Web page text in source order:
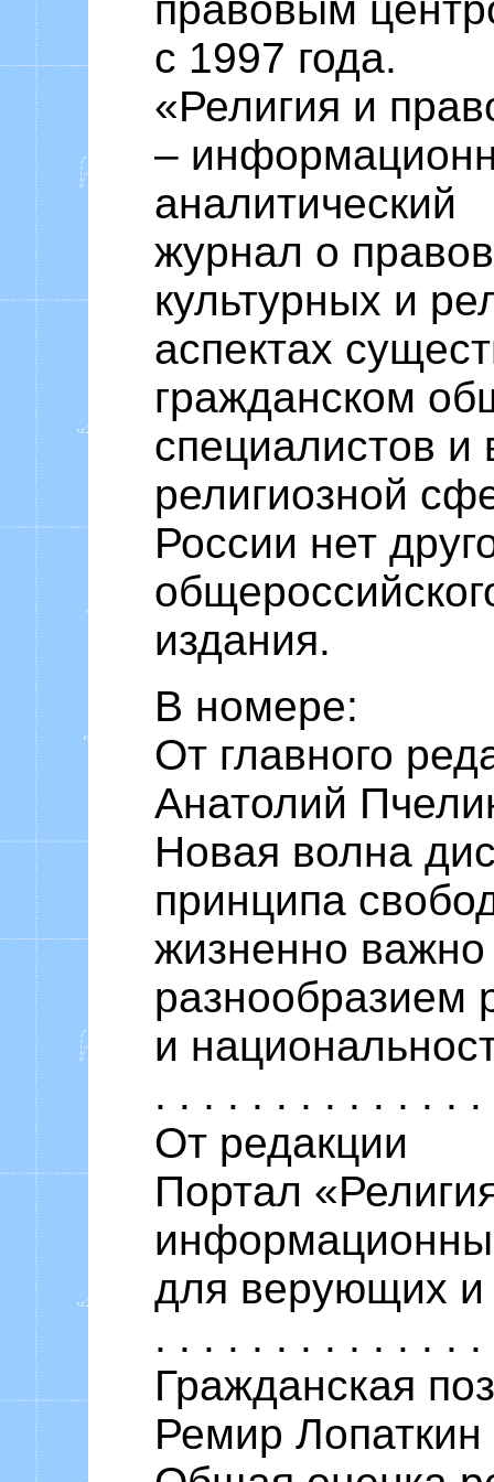
правовым
с 1997 года.
«Религия и
–
аналитический
журнал о
культурных и
аспектах
гражданском
специалистов и
религиозной
России нет
издания.
В номере:
От главного
Анатолий
Новая волна
принципа
жизненно
разнообразием
и
. . . . . . . . . . . . .
От редакции
Портал
для верующих и
. . . . . . . . . . . . .
Гражданская
Ремир Лопаткин